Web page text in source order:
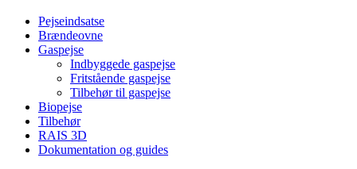
Pejseindsatse
Brændeovne
Gaspejse
Indbyggede gaspejse
Fritstående gaspejse
Tilbehør til gaspejse
Biopejse
Tilbehør
RAIS 3D
Dokumentation og guides